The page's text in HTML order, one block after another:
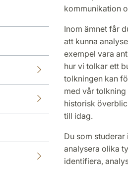
kommunikation
Inom ämnet får
att kunna
exempel vara
hur vi tolkar ett
tolkningen kan
med vår tolkning
historisk
till idag.
Du som
analysera olika
identifiera,